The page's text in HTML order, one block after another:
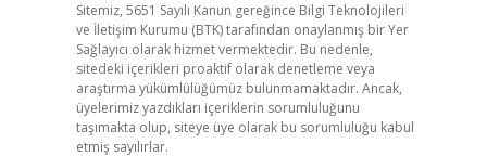
Sitemiz, 5651 Sayılı Kanun gereğince Bilgi Teknolojileri
ve İletişim Kurumu (BTK) tarafından onaylanmış bir Yer
Sağlayıcı olarak hizmet vermektedir. Bu nedenle,
sitedeki içerikleri proaktif olarak denetleme veya
araştırma yükümlülüğümüz bulunmamaktadır. Ancak,
üyelerimiz yazdıkları içeriklerin sorumluluğunu
taşımakta olup, siteye üye olarak bu sorumluluğu kabul
etmiş sayılırlar.